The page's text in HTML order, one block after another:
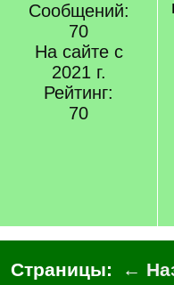
Сообщений:
70
На сайте с
2021 г.
Рейтинг:
70
Страницы: ←